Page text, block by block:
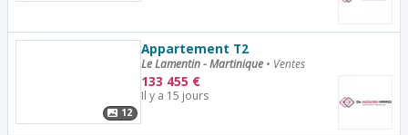
12
Appartement T2
Le Lamentin - Martinique • Ventes
133 455 €
Il y a 15 jours